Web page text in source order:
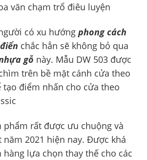
văn chạm trổ điêu luyện
có xu hướng phong cách
chắc hẳn sẽ không bỏ qua
gỗ này. Mẫu DW 503 được
trên bề mặt cánh cửa theo
tạo điểm nhấn cho cửa theo
phẩm rất được ưu chuộng và
2021 hiện nay. Được khá
hàng lựa chọn thay thế cho các